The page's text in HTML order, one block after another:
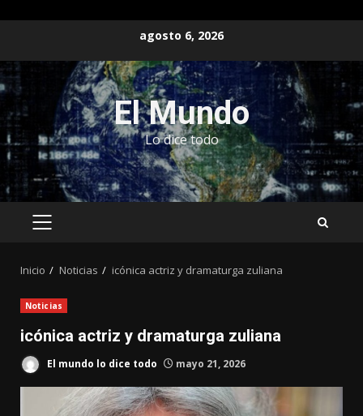
contenido
agosto 6, 2026
El Mundo
Lo dice todo
MENÚ
Inicio Noticias icónica actriz y dramaturga zuliana
Noticias
icónica actriz y dramaturga zuliana
El mundo lo dice todo mayo 21, 2026